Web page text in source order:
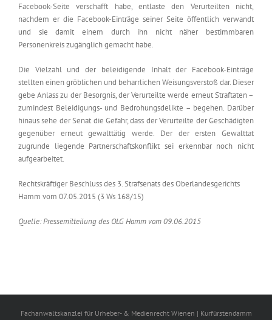
Facebook-Seite verschafft habe, entlaste den Verurteilten nicht,
nachdem er die Facebook-Einträge seiner Seite öffentlich verwandt
und sie damit einem durch ihn nicht näher bestimmbaren
Personenkreis zugänglich gemacht habe.
Die Vielzahl und der beleidigende Inhalt der Facebook-Einträge
stellten einen gröblichen und beharrlichen Weisungsverstoß dar. Dieser
gebe Anlass zu der Besorgnis, der Verurteilte werde erneut Straftaten –
zumindest Beleidigungs- und Bedrohungsdelikte – begehen. Darüber
hinaus sehe der Senat die Gefahr, dass der Verurteilte der Geschädigten
gegenüber erneut gewalttätig werde. Der der ersten Gewalttat
zugrunde liegende Partnerschaftskonflikt sei erkennbar noch nicht
aufgearbeitet.
Rechtskräftiger Beschluss des 3. Strafsenats des Oberlandesgerichts
Hamm vom 07.05.2015 (3 Ws 168/15)
Quelle: Pressemitteilung des OLG Hamm vom 09.06.2015
Fachanwaltskanzlei für Urheber- & Medienrecht Wienen | Kurfürstendamm